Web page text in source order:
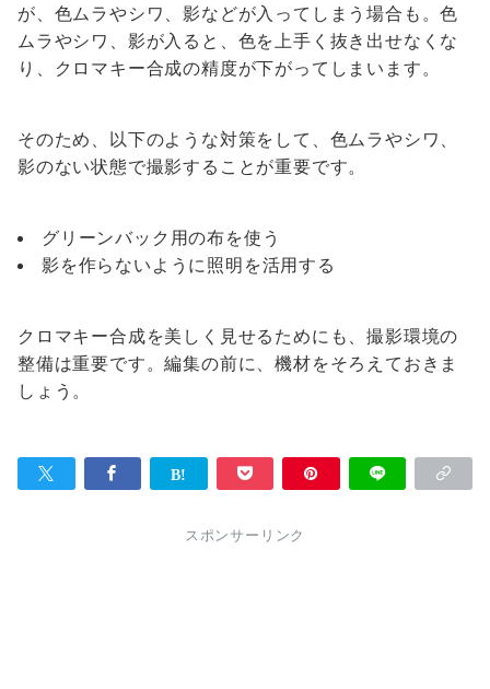
が、色ムラやシワ、影などが入ってしまう場合も。色
ムラやシワ、影が入ると、色を上手く抜き出せなくな
り、クロマキー合成の精度が下がってしまいます。
そのため、以下のような対策をして、色ムラやシワ、
影のない状態で撮影することが重要です。
グリーンバック用の布を使う
影を作らないように照明を活用する
クロマキー合成を美しく見せるためにも、撮影環境の
整備は重要です。編集の前に、機材をそろえておきま
しょう。
スポンサーリンク